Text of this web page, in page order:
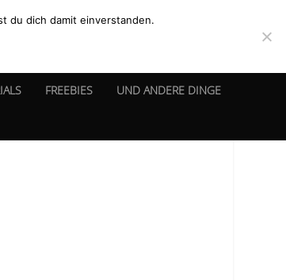
FREEBIES UND ANDERE DINGE
du dich damit einverstanden.